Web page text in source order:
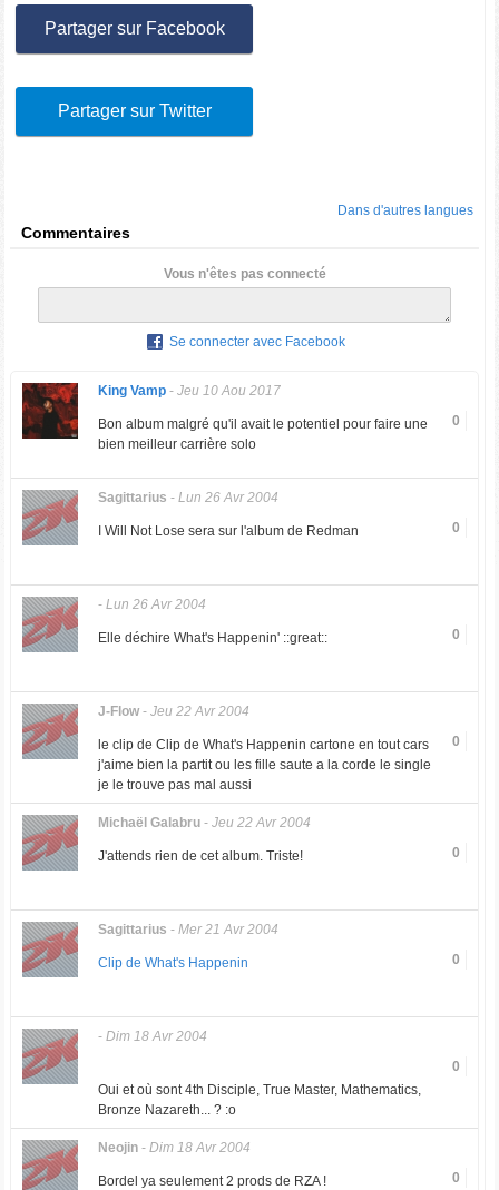
Partager sur Facebook
Partager sur Twitter
Dans d'autres langues
Commentaires
Vous n'êtes pas connecté
Se connecter avec Facebook
King Vamp- Jeu 10 Aou 2017
0
Bon album malgré qu'il avait le potentiel pour faire une
bien meilleur carrière solo
Sagittarius - Lun 26 Avr 2004
0
I Will Not Lose sera sur l'album de Redman
- Lun 26 Avr 2004
0
Elle déchire What's Happenin' ::great::
J-Flow- Jeu 22 Avr 2004
0
le clip de Clip de What's Happenin cartone en tout cars
j'aime bien la partit ou les fille saute a la corde le single
je le trouve pas mal aussi
Michaël Galabru- Jeu 22 Avr 2004
0
J'attends rien de cet album. Triste!
Sagittarius - Mer 21 Avr 2004
0
Clip de What's Happenin
- Dim 18 Avr 2004
0
Oui et où sont 4th Disciple, True Master, Mathematics,
Bronze Nazareth... ? :o
Neojin- Dim 18 Avr 2004
0
Bordel ya seulement 2 prods de RZA !